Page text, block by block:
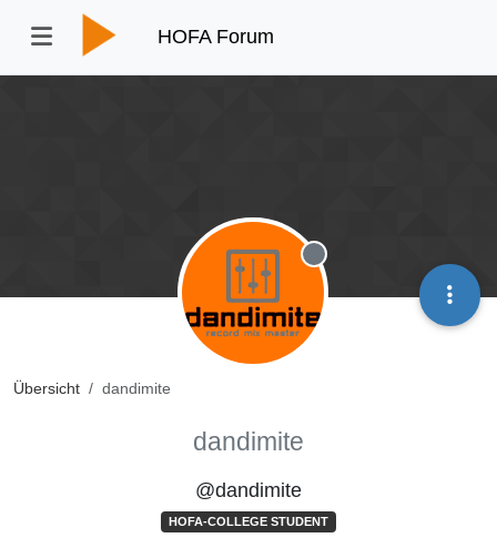
HOFA Forum
Übersicht dandimite
Offline
dandimite
@dandimite
HOFA-COLLEGE STUDENT